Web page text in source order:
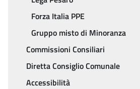
Forza Italia PPE
Gruppo misto di Minoranza
Commissioni Consiliari
Diretta Consiglio Comunale
Accessibilità